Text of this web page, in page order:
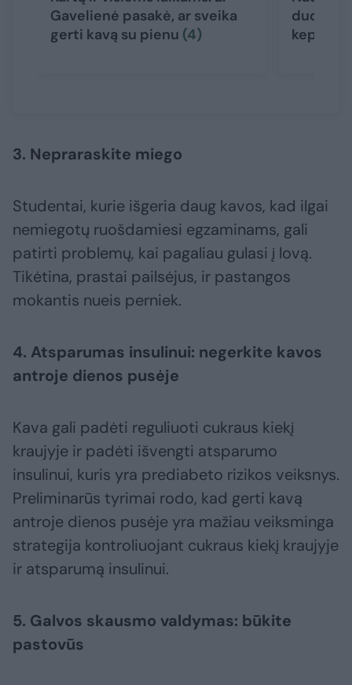
Gavelienė pasakė, ar sveika
gerti kavą su pienu (4)
3. Nepraraskite miego
Studentai, kurie išgeria daug kavos, kad ilgai
nemiegotų ruošdamiesi egzaminams, gali
patirti problemų, kai pagaliau gulasi į lovą.
Tikėtina, prastai pailsėjus, ir pastangos
mokantis nueis perniek.
4. Atsparumas insulinui: negerkite kavos
antroje dienos pusėje
Kava gali padėti reguliuoti cukraus kiekį
kraujyje ir padėti išvengti atsparumo
insulinui, kuris yra prediabeto rizikos veiksnys.
Preliminarūs tyrimai rodo, kad gerti kavą
antroje dienos pusėje yra mažiau veiksminga
strategija kontroliuojant cukraus kiekį kraujyje
ir atsparumą insulinui.
5. Galvos skausmo valdymas: būkite
pastovūs